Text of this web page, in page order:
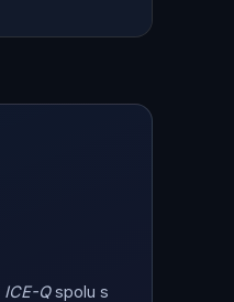
ICE-Qspolu s